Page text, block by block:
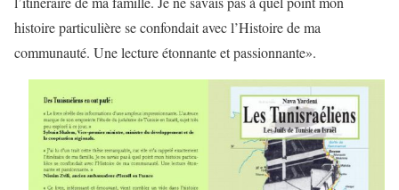
histoire particulière se confondait avec l’Histoire de ma
communauté. Une lecture étonnante et passionnante».